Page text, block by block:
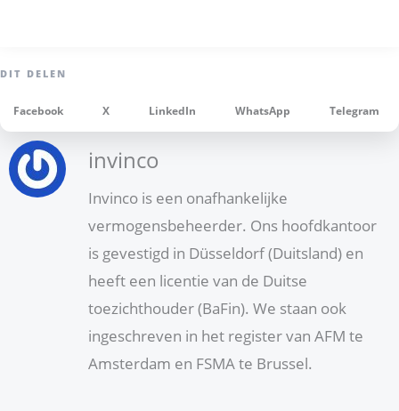
Facebook X LinkedIn WhatsApp Telegram
invinco
Invinco is een onafhankelijke
vermogensbeheerder. Ons hoofdkantoor
is gevestigd in Düsseldorf (Duitsland) en
heeft een licentie van de Duitse
toezichthouder (BaFin). We staan ook
ingeschreven in het register van AFM te
Amsterdam en FSMA te Brussel.